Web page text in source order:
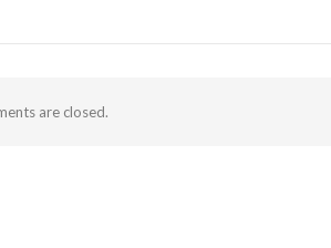
are closed.